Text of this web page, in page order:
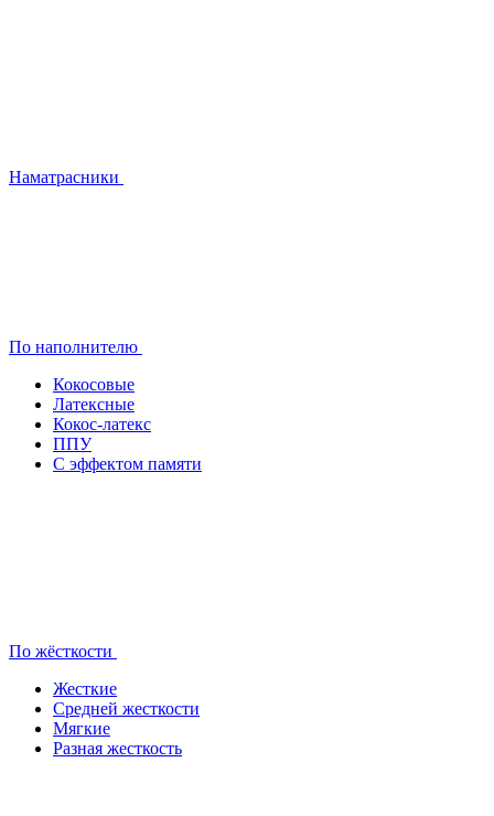
Наматрасники
По наполнителю
Кокосовые
Латексные
Кокос-латекс
ППУ
С эффектом памяти
По жёсткости
Жесткие
Средней жесткости
Мягкие
Разная жесткость